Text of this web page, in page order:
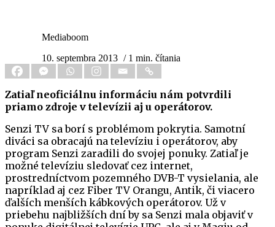
Mediaboom
10. septembra 2013 / 1 min. čítania
Zatiaľ neoficiálnu informáciu nám potvrdili
priamo zdroje v televízii aj u operátorov.
Senzi TV sa borí s problémom pokrytia. Samotní
diváci sa obracajú na televíziu i operátorov, aby
program Senzi zaradili do svojej ponuky. Zatiaľ je
možné televíziu sledovať cez internet,
prostredníctvom pozemného DVB-T vysielania, ale
napríklad aj cez Fiber TV Orangu, Antik, či viacero
ďalších menších kábkových operátorov. Už v
priebehu najbližších dní by sa Senzi mala objaviť v